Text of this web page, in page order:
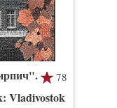
78
Vladivostok